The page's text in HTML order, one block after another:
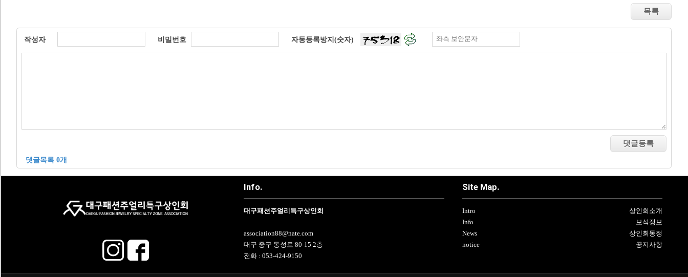
작성자 비밀번호 자동등록방지(숫자)
댓글목록 0개
Info.
대구패션주얼리특구상인회
association88@nate.com
대구 중구 동성로 80-15 2층
전화 : 053-424-9150
Site Map.
Intro
상인회소개
Info
보석정보
News
상인회동정
notice
공지사항